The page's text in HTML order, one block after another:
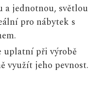
a jednotnou, světlou
pro nábytek s
uplatní při výrobě
využít jeho pevnost.